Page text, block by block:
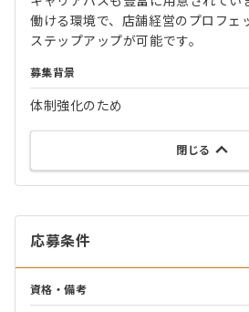
働ける環境で、店舗経営のプロフェ
ステップアップが可能です。
募集背景
体制強化のため
閉じる
応募条件
資格・備考